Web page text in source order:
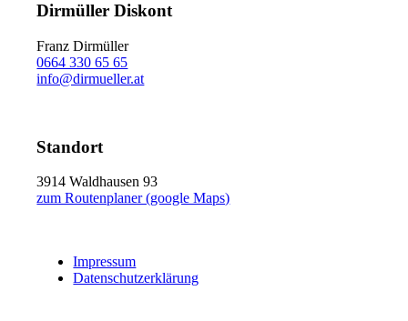
Dirmüller Diskont
Franz Dirmüller
0664 330 65 65
info@dirmueller.at
Standort
3914 Waldhausen 93
zum Routenplaner (google Maps)
Impressum
Datenschutzerklärung